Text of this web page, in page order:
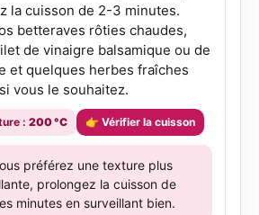
la cuisson de 2-3 minutes.
betteraves rôties chaudes,
de vinaigre balsamique ou de
et quelques herbes fraîches
vous le souhaitez.
: 200 °C 👉 Vérifier la cuisson
préférez une texture plus
prolongez la cuisson de
minutes en surveillant bien.